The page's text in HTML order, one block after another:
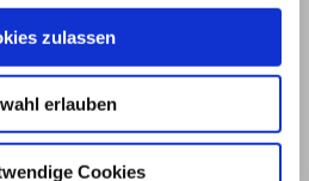
zulassen
erlauben
Cookies
© 2026
Privatsphäre